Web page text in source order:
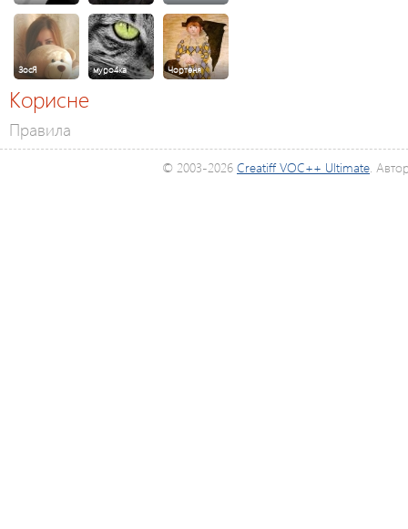
ЗосЯ муро4ка Чортеня
Корисне
Правила
© 2003-2026 Creatiff VOC++ Ultimate.